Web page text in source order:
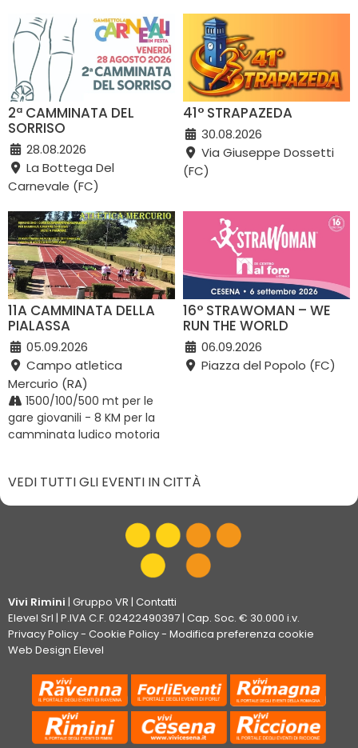
2ª CAMMINATA DEL
SORRISO
28.08.2026
La Bottega Del
Carnevale (FC)
41° STRAPAZEDA
30.08.2026
Via Giuseppe Dossetti
(FC)
11A CAMMINATA DELLA
PIALASSA
05.09.2026
Campo atletica
Mercurio (RA)
1500/100/500 mt per le
gare giovanili - 8 KM per la
camminata ludico motoria
16° STRAWOMAN – WE
RUN THE WORLD
06.09.2026
Piazza del Popolo (FC)
VEDI TUTTI GLI EVENTI IN CITTÀ
Vivi Rimini | Gruppo VR | Contatti
Elevel Srl | P.IVA C.F. 02422490397 | Cap. Soc. € 30.000 i.v.
Privacy Policy- Cookie Policy- Modifica preferenza cookie
Web Design Elevel